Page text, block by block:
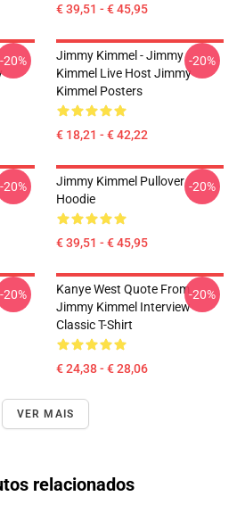
€ 39,51 - € 45,95
-20%
Jimmy Kimmel - Jimmy
Kimmel Live Host Jimmy
Kimmel Posters
€ 18,21 - € 42,22
-20%
-20%
Jimmy Kimmel Pullover
Hoodie
€ 39,51 - € 45,95
-20%
-20%
Kanye West Quote From
Jimmy Kimmel Interview
Classic T-Shirt
€ 24,38 - € 28,06
-20%
VER MAIS
relacionados